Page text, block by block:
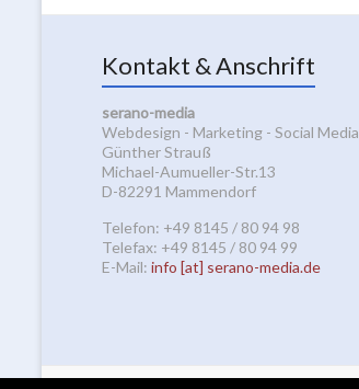
Kontakt & Anschrift
serano-media
Webdesign - Marketing - Social Media
Günther Strauß
Michael-Aumueller-Str.13
D-82291 Mammendorf
Telefon: +49 8145 / 80 94 98
Telefax: +49 8145 / 80 94 99
E-Mail: info [at] serano-media.de